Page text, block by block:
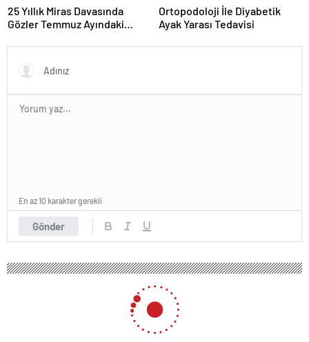
25 Yıllık Miras Davasında
Gözler Temmuz Ayındaki
Ortopodoloji İle Diyabetik
Ayak Yarası Tedavisi
Gönder
En az 10 karakter gerekli